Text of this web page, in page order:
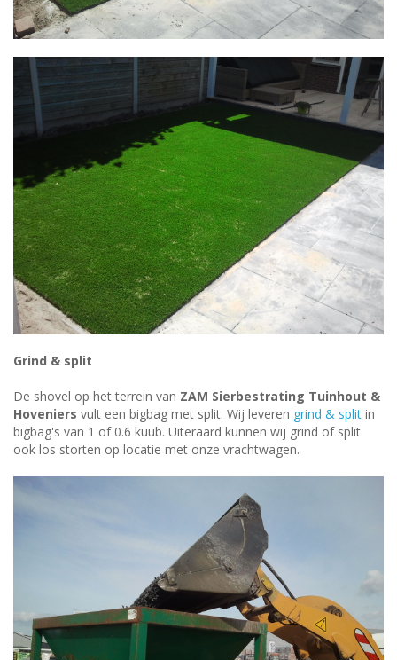
Grind & split
De shovel op het terrein van ZAM Sierbestrating Tuinhout &
Hoveniers vult een bigbag met split. Wij leveren grind & split in
bigbag's van 1 of 0.6 kuub. Uiteraard kunnen wij grind of split
ook los storten op locatie met onze vrachtwagen.